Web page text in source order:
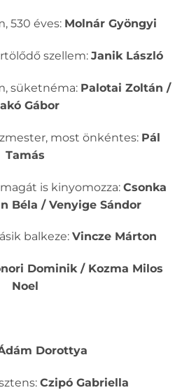
530 éves: Molnár Gyöngyi
szellem: Janik László
süketnéma: Palotai Zoltán /
Gábor
most önkéntes: Pál
Tamás
is kinyomozza: Csonka
Béla / Venyige Sándor
balkeze: Vincze Márton
Dominik / Kozma Milos
Noel
Dorottya
Czipó Gabriella